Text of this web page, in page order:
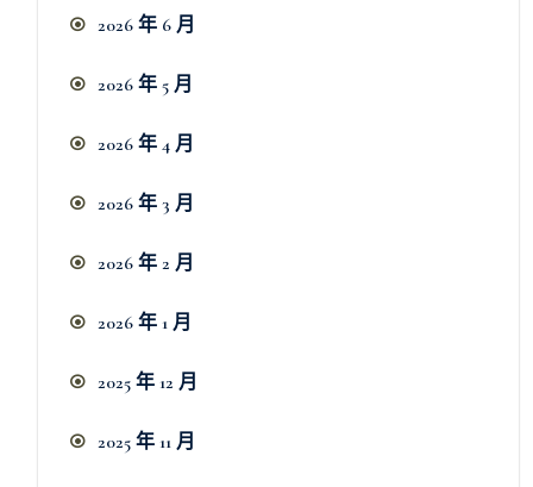
2026 年 6 月
2026 年 5 月
2026 年 4 月
2026 年 3 月
2026 年 2 月
2026 年 1 月
2025 年 12 月
2025 年 11 月